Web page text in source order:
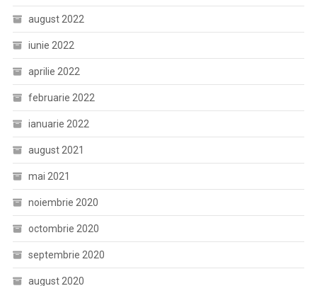
august 2022
iunie 2022
aprilie 2022
februarie 2022
ianuarie 2022
august 2021
mai 2021
noiembrie 2020
octombrie 2020
septembrie 2020
august 2020